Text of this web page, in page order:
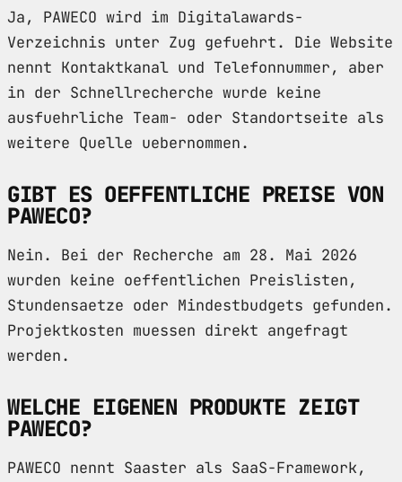
Ja, PAWECO wird im Digitalawards-
Verzeichnis unter Zug gefuehrt. Die Website
nennt Kontaktkanal und Telefonnummer, aber
in der Schnellrecherche wurde keine
ausfuehrliche Team- oder Standortseite als
weitere Quelle uebernommen.
GIBT ES OEFFENTLICHE PREISE VON
PAWECO?
Nein. Bei der Recherche am 28. Mai 2026
wurden keine oeffentlichen Preislisten,
Stundensaetze oder Mindestbudgets gefunden.
Projektkosten muessen direkt angefragt
werden.
WELCHE EIGENEN PRODUKTE ZEIGT
PAWECO?
PAWECO nennt Saaster als SaaS-Framework,